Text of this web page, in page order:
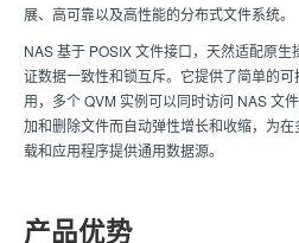
展、高可靠以及高性能的分布式文件系统。
NAS 基于 POSIX 文件接口，天然适配原
证数据一致性和锁互斥。它提供了简单的
用，多个 QVM 实例可以同时访问 NAS 文
加和删除文件而自动弹性增长和收缩，为
载和应用程序提供通用数据源。
产品优势